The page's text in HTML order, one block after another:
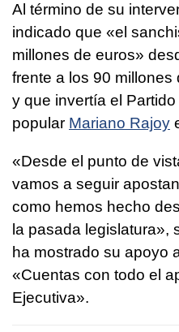
Al término de su
indicado que «el
millones de euros»
frente a los 90
y que invertía el
popular Mariano Rajoy
«Desde el punto de
vamos a seguir
como hemos hecho
la pasada legislatura»,
ha mostrado su apoyo
«Cuentas con todo el
Ejecutiva».